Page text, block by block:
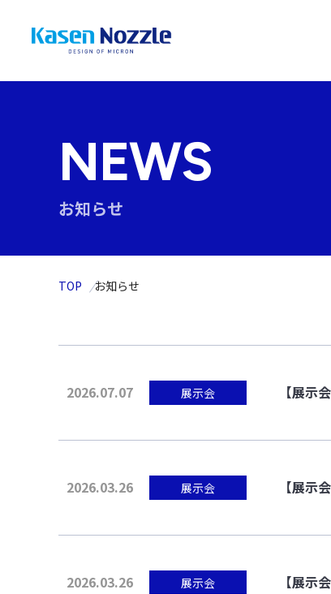
NEWS
お知らせ
TOP お知らせ
2026.07.07 展示会 【展示
2026.03.26 展示会 【展
2026.03.26 展示会
【展